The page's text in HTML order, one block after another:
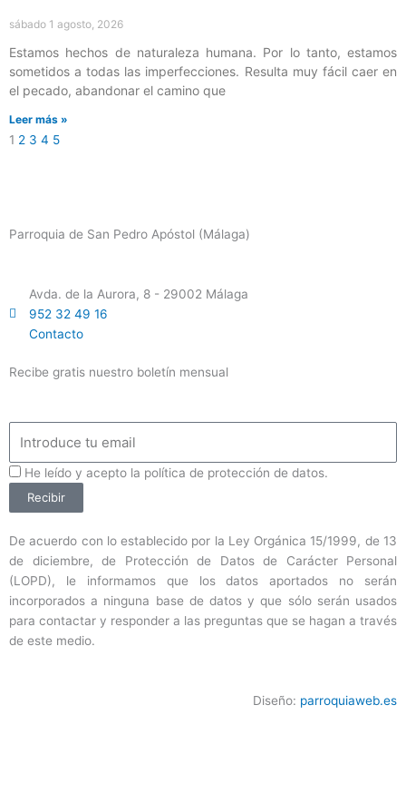
sábado 1 agosto, 2026
Estamos hechos de naturaleza humana. Por lo tanto, estamos
sometidos a todas las imperfecciones. Resulta muy fácil caer en
el pecado, abandonar el camino que
Leer más »
1 2 3 4 5
Parroquia de San Pedro Apóstol (Málaga)
Avda. de la Aurora, 8 - 29002 Málaga
952 32 49 16
Contacto
Recibe gratis nuestro boletín mensual
ProteccionDatos
He leído y acepto la política de protección de datos.
Recibir
De acuerdo con lo establecido por la Ley Orgánica 15/1999, de 13
de diciembre, de Protección de Datos de Carácter Personal
(LOPD), le informamos que los datos aportados no serán
incorporados a ninguna base de datos y que sólo serán usados
para contactar y responder a las preguntas que se hagan a través
de este medio.
Diseño: parroquiaweb.es